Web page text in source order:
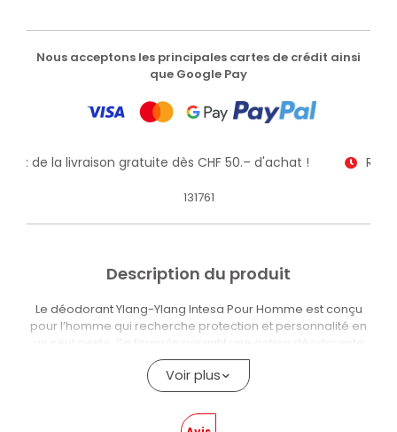
Nous acceptons les principales cartes de crédit ainsi
que Google Pay
de la livraison gratuite dès CHF 50.– d'achat !
131761
Description du produit
Le déodorant Ylang-Ylang Intesa Pour Homme est conçu
pour l’homme qui recherche protection et personnalité en
un seul geste. Sa formule garantit une action déodorante
efficace et durable, laissant la peau fraîche et sèche
pendant de nombreuses heures. De plus, le parfum de
l’Ylang-Ylang, élégant et masculin, offre une senteur
enveloppante et sensuelle, parfaite pour toutes les
occasions.
Voir plus